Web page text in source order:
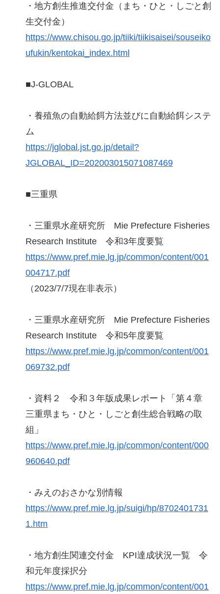
・地方創生推進交付金（まち・ひと・しごと創
生交付金）
https://www.chisou.go.jp/tiiki/tiikisaisei/souseiko
ufukin/kentokai_index.html
■J-GLOBAL
・養殖魚の自動給餌方法並びに自動給餌システ
ム
https://jglobal.jst.go.jp/detail?
JGLOBAL_ID=202003015071087469
■三重県
・三重県水産研究所 Mie Prefecture Fisheries
Research Institute 令和3年度要覧
https://www.pref.mie.lg.jp/common/content/001
004717.pdf
（2023/7/7現在非表示）
・三重県水産研究所 Mie Prefecture Fisheries
Research Institute 令和5年度要覧
https://www.pref.mie.lg.jp/common/content/001
069732.pdf
・資料２ 令和３年版成果レポート「第４章
三重県まち・ひと・しごと創生総合戦略の取
組」
https://www.pref.mie.lg.jp/common/content/000
960640.pdf
・みえのおさかな別情報
https://www.pref.mie.lg.jp/suigi/hp/8702401731
1.htm
・地方創生関連交付金 KPI達成状況一覧 令
和元年度採択分
https://www.pref.mie.lg.jp/common/content/001